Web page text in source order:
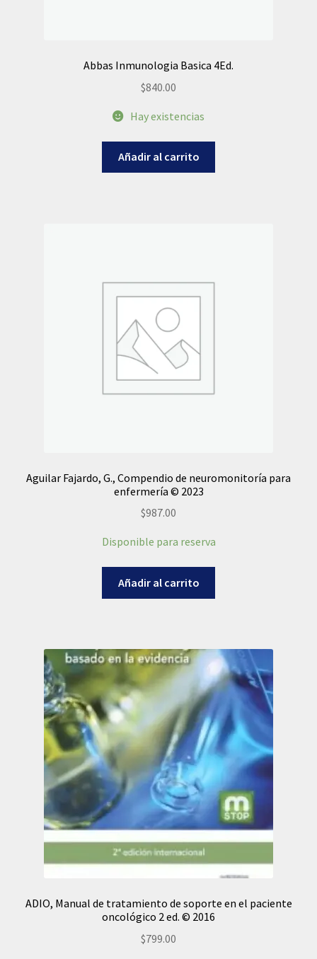
Abbas Inmunologia Basica 4Ed.
$840.00
Hay existencias
Añadir al carrito
Aguilar Fajardo, G., Compendio de neuromonitoría para
enfermería © 2023
$987.00
Disponible para reserva
Añadir al carrito
ADIO, Manual de tratamiento de soporte en el paciente
oncológico 2 ed. © 2016
$799.00